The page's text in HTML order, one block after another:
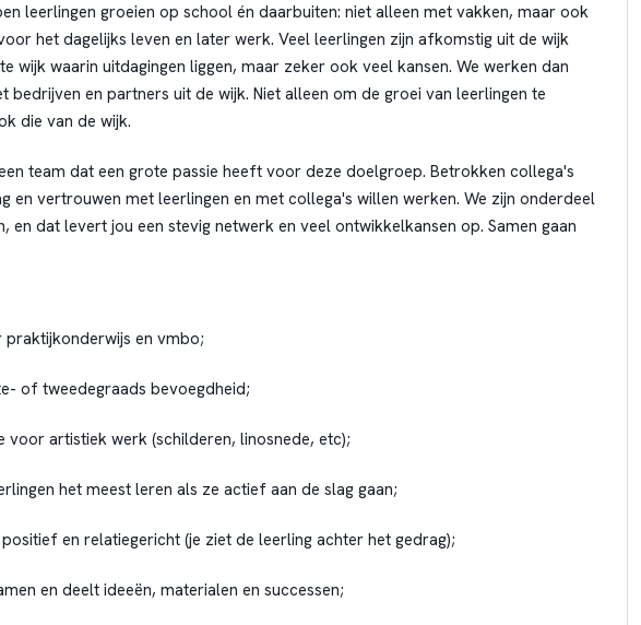
leerlingen groeien op school én daarbuiten: niet alleen met vakken, maar ook
het dagelijks leven en later werk. Veel leerlingen zijn afkomstig uit de wijk
wijk waarin uitdagingen liggen, maar zeker ook veel kansen. We werken dan
bedrijven en partners uit de wijk. Niet alleen om de groei van leerlingen te
die van de wijk.
team dat een grote passie heeft voor deze doelgroep. Betrokken collega's
en vertrouwen met leerlingen en met collega's willen werken. We zijn onderdeel
en dat levert jou een stevig netwerk en veel ontwikkelkansen op. Samen gaan
praktijkonderwijs en vmbo;
of tweedegraads bevoegdheid;
voor artistiek werk (schilderen, linosnede, etc);
het meest leren als ze actief aan de slag gaan;
en relatiegericht (je ziet de leerling achter het gedrag);
en deelt ideeën, materialen en successen;